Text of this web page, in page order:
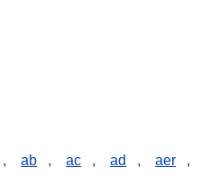
, ab , ac , ad , aer ,